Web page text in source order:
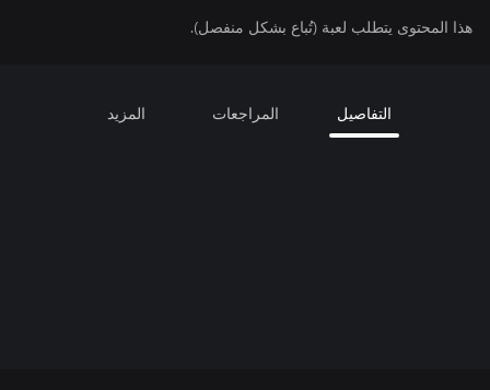
هذا المحتوى يتطلب لعبة (تُباع بشكل منفصل).
التفاصيل المراجعات المزيد